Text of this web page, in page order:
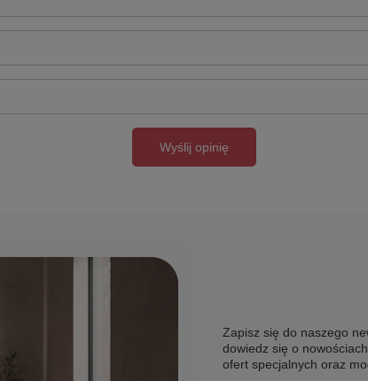
Wyślij opinię
Zapisz się do naszego
dowiedz się o
ofert specjalnych oraz